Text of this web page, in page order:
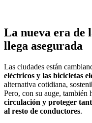
La nueva era de
llega asegurada
Las ciudades están
eléctricos y las bicicletas
alternativa cotidiana,
Pero, con su auge, también
circulación y proteger
al resto de conductores.